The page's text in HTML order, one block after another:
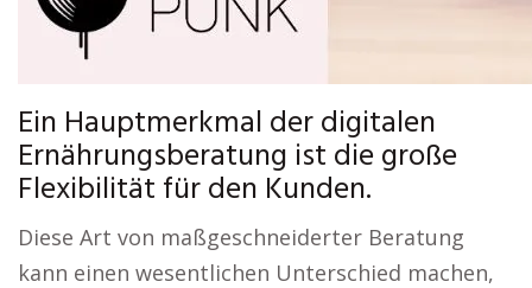
Ein Hauptmerkmal der digitalen
Ernährungsberatung ist die große
Flexibilität für den Kunden.
Diese Art von maßgeschneiderter Beratung
kann einen wesentlichen Unterschied machen,